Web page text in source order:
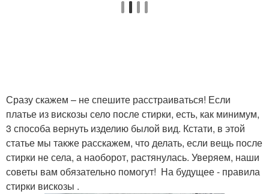
Сразу скажем – не спешите расстраиваться! Если
платье из вискозы село после стирки, есть, как минимум,
3 способа вернуть изделию былой вид. Кстати, в этой
статье мы также расскажем, что делать, если вещь после
стирки не села, а наоборот, растянулась. Уверяем, наши
советы вам обязательно помогут! На будущее - правила
стирки вискозы .